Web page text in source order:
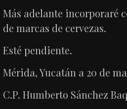
Más adelante incorporaré
de marcas de cervezas.
Esté pendiente.
Mérida, Yucatán a 20 de
C.P. Humberto Sánchez